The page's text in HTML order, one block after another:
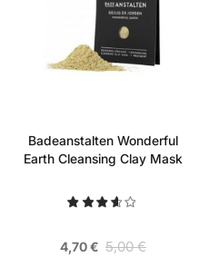
Badeanstalten Wonderful
Earth Cleansing Clay Mask
4,70 € 5,00 €